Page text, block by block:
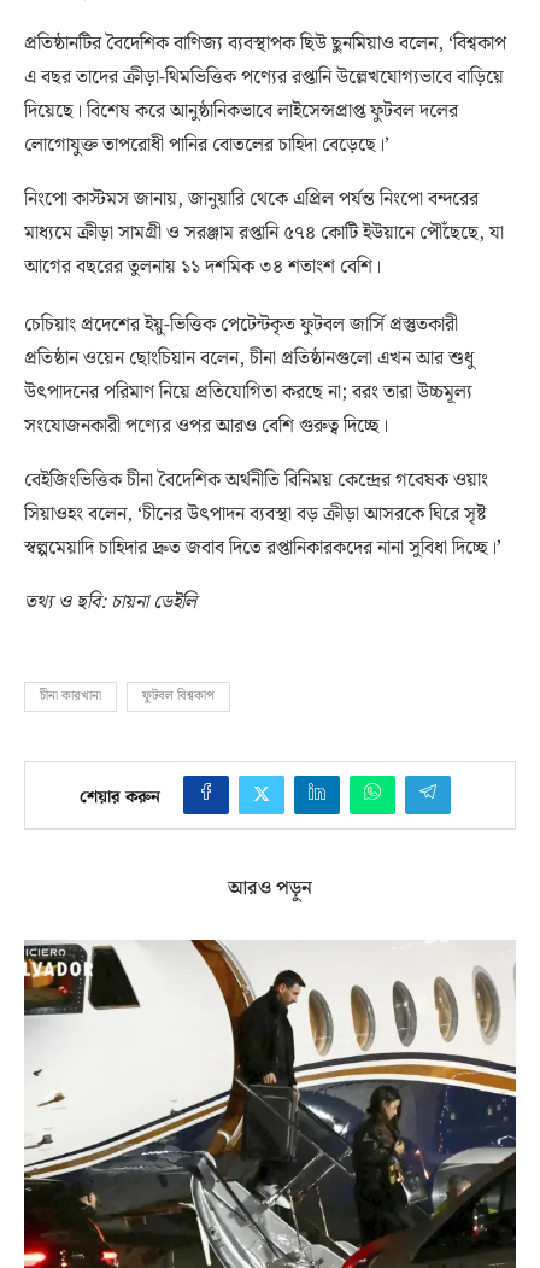
প্রতিষ্ঠানটির বৈদেশিক বাণিজ্য ব্যবস্থাপক ছিউ ছুনমিয়াও বলেন, ‘বিশ্বকাপ
এ বছর তাদের ক্রীড়া-থিমভিত্তিক পণ্যের রপ্তানি উল্লেখযোগ্যভাবে বাড়িয়ে
দিয়েছে। বিশেষ করে আনুষ্ঠানিকভাবে লাইসেন্সপ্রাপ্ত ফুটবল দলের
লোগোযুক্ত তাপরোধী পানির বোতলের চাহিদা বেড়েছে।’
নিংপো কাস্টমস জানায়, জানুয়ারি থেকে এপ্রিল পর্যন্ত নিংপো বন্দরের
মাধ্যমে ক্রীড়া সামগ্রী ও সরঞ্জাম রপ্তানি ৫৭৪ কোটি ইউয়ানে পৌঁছেছে, যা
আগের বছরের তুলনায় ১১ দশমিক ৩৪ শতাংশ বেশি।
চেচিয়াং প্রদেশের ইয়ু-ভিত্তিক পেটেন্টকৃত ফুটবল জার্সি প্রস্তুতকারী
প্রতিষ্ঠান ওয়েন ছোংচিয়ান বলেন, চীনা প্রতিষ্ঠানগুলো এখন আর শুধু
উৎপাদনের পরিমাণ নিয়ে প্রতিযোগিতা করছে না; বরং তারা উচ্চমূল্য
সংযোজনকারী পণ্যের ওপর আরও বেশি গুরুত্ব দিচ্ছে।
বেইজিংভিত্তিক চীনা বৈদেশিক অর্থনীতি বিনিময় কেন্দ্রের গবেষক ওয়াং
সিয়াওহং বলেন, ‘চীনের উৎপাদন ব্যবস্থা বড় ক্রীড়া আসরকে ঘিরে সৃষ্ট
স্বল্পমেয়াদি চাহিদার দ্রুত জবাব দিতে রপ্তানিকারকদের নানা সুবিধা দিচ্ছে।’
তথ্য ও ছবি: চায়না ডেইলি
চীনা কারখানা ফুটবল বিশ্বকাপ
শেয়ার করুন
আরও পড়ুন